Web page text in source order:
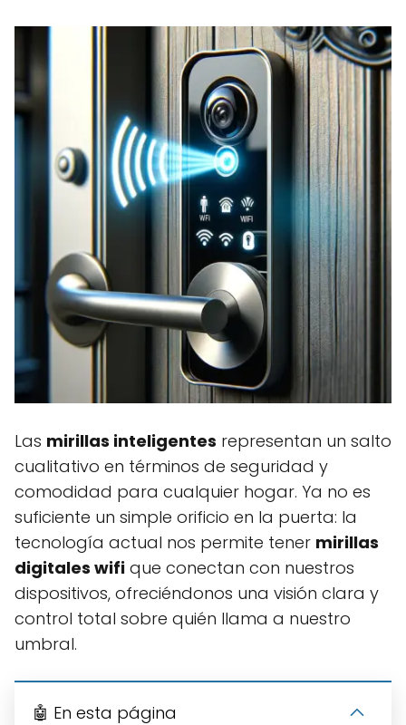
Las mirillas inteligentes representan un salto
cualitativo en términos de seguridad y
comodidad para cualquier hogar. Ya no es
suficiente un simple orificio en la puerta: la
tecnología actual nos permite tener mirillas
digitales wifi que conectan con nuestros
dispositivos, ofreciéndonos una visión clara y
control total sobre quién llama a nuestro
umbral.
🤖 En esta página